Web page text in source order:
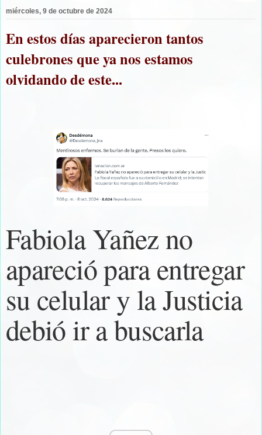
miércoles, 9 de octubre de 2024
En estos días aparecieron tantos
culebrones que ya nos estamos
olvidando de este...
Fabiola Yañez no
apareció para entregar
su celular y la Justicia
debió ir a buscarla